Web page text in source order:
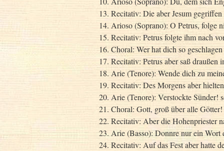
13. Recitativ: Die aber Jesum gegriffen
14. Arioso (Soprano): O Petrus, folge
15. Recitativ: Petrus folgte ihm nach
16. Choral: Wer hat dich so geschlagen
17. Recitativ: Petrus aber saß draußen
18. Arie (Tenore): Wende dich zu
19. Recitativ: Des Morgens aber
20. Arie (Tenore): Verstockte Sünder!
21. Choral: Gott, groß über alle Götter!
22. Recitativ: Aber die Hohenpriester
23. Arie (Basso): Donnre nur ein Wort
24. Recitativ: Auf das Fest aber hatte